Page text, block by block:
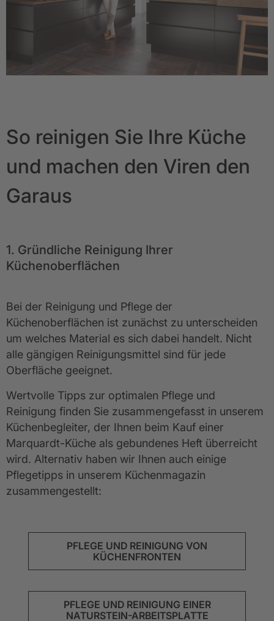
So reinigen Sie Ihre Küche
und machen den Viren den
Garaus
1. Gründliche Reinigung Ihrer
Küchenoberflächen
Bei der Reinigung und Pflege der
Küchenoberflächen ist zunächst zu unterscheiden
um welches Material es sich dabei handelt. Nicht
alle gängigen Reinigungsmittel sind für jede
Oberfläche geeignet.
Wertvolle Tipps zur optimalen Pflege und
Reinigung finden Sie zusammengefasst in unserem
Küchenbegleiter, der Ihnen beim Kauf einer
Marquardt-Küche als gebundenes Heft überreicht
wird. Alternativ haben wir Ihnen auch einige
Pflegetipps in unserem Küchenmagazin
zusammengestellt:
PFLEGE UND REINIGUNG VON
KÜCHENFRONTEN
PFLEGE UND REINIGUNG EINER
NATURSTEIN-ARBEITSPLATTE